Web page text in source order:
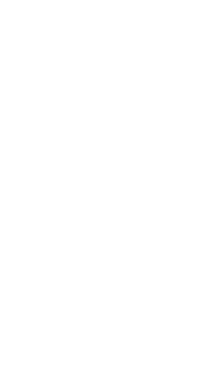
餐敘報名
名中（8/3報名截
新面貌，7/1 新官